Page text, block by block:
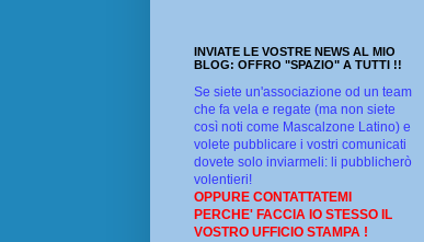
INVIATE LE VOSTRE NEWS AL MIO
BLOG: OFFRO "SPAZIO" A TUTTI !!
Se siete un'associazione od un team
che fa vela e regate (ma non siete
così noti come Mascalzone Latino) e
volete pubblicare i vostri comunicati
dovete solo inviarmeli: li pubblicherò
volentieri!
OPPURE CONTATTATEMI
PERCHE' FACCIA IO STESSO IL
VOSTRO UFFICIO STAMPA !